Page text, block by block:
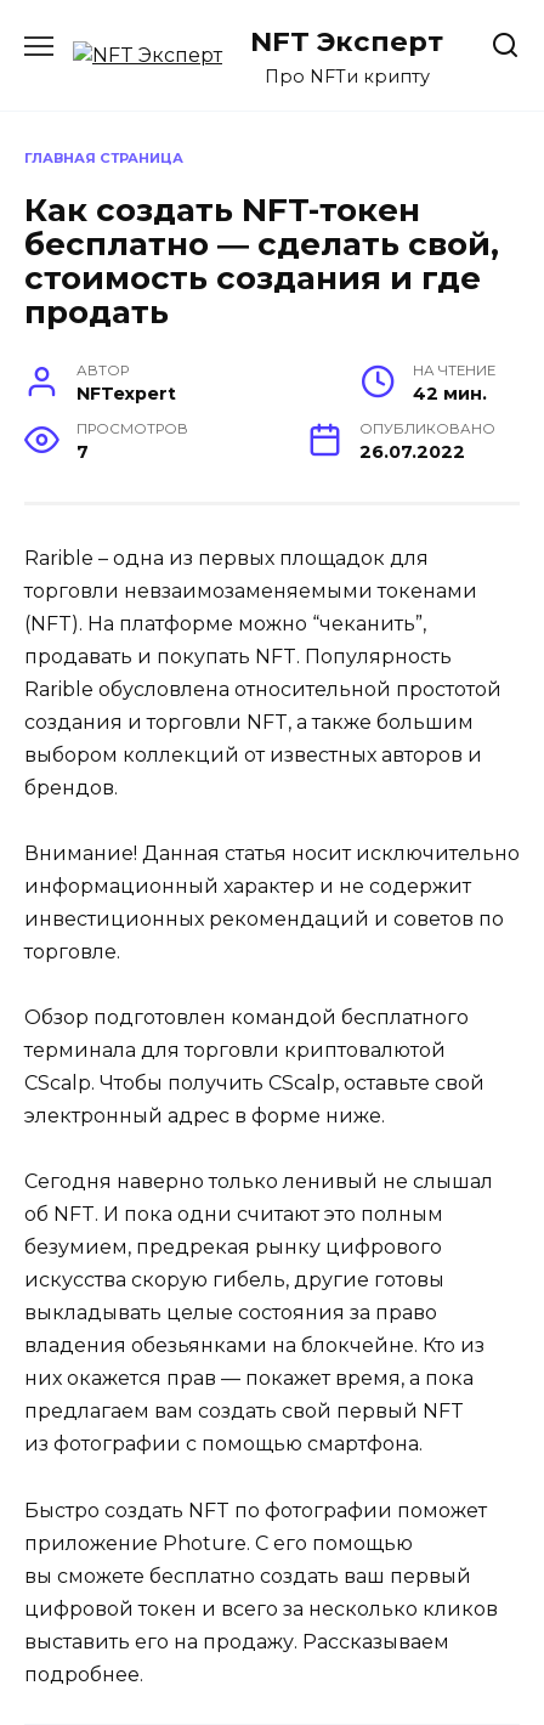
содержанию
NFT Эксперт
Про NFTи крипту
ГЛАВНАЯ СТРАНИЦА
Как создать NFT-токен
бесплатно ― сделать свой,
стоимость создания и где
продать
АВТОР
NFTexpert
НА ЧТЕНИЕ
42 мин.
ПРОСМОТРОВ
7
ОПУБЛИКОВАНО
26.07.2022
Rarible – одна из первых площадок для
торговли невзаимозаменяемыми токенами
(NFT). На платформе можно “чеканить”,
продавать и покупать NFT. Популярность
Rarible обусловлена относительной простотой
создания и торговли NFT, а также большим
выбором коллекций от известных авторов и
брендов.
Внимание! Данная статья носит исключительно
информационный характер и не содержит
инвестиционных рекомендаций и советов по
торговле.
Обзор подготовлен командой бесплатного
терминала для торговли криптовалютой
CScalp. Чтобы получить CScalp, оставьте свой
электронный адрес в форме ниже.
​​​​​​​Сегодня наверно только ленивый не слышал
об NFT. И пока одни считают это полным
безумием, предрекая рынку цифрового
искусства скорую гибель, другие готовы
выкладывать целые состояния за право
владения обезьянками на блокчейне. Кто из
них окажется прав — покажет время, а пока
предлагаем вам создать свой первый NFT
из фотографии с помощью смартфона.
Быстро создать NFT по фотографии поможет
приложение Photure. С его помощью
вы сможете бесплатно создать ваш первый
цифровой токен и всего за несколько кликов
выставить его на продажу. Рассказываем
подробнее.